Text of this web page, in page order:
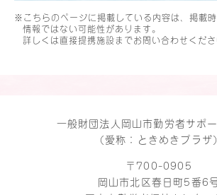
※こちらのページに掲載している内容は、掲載
情報ではない可能性があります。
詳しくは直接提携施設までお問い合わせくださ
一般財団法人岡山市勤労者サポ
（愛称：ときめきプラザ）
〒700-0905
岡山市北区春日町5番6